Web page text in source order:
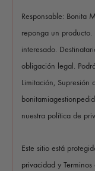
Responsable: Bonita
reponga un producto.
interesado.
obligación legal.
Limitación, Supresión
nuestra política de
Este sitio está
privacidad y